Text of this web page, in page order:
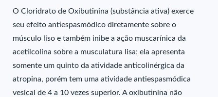
O Cloridrato de Oxibutinina (substância ativa) exerce
seu efeito antiespasmódico diretamente sobre o
músculo liso e também inibe a ação muscarínica da
acetilcolina sobre a musculatura lisa; ela apresenta
somente um quinto da atividade anticolinérgica da
atropina, porém tem uma atividade antiespasmódica
vesical de 4 a 10 vezes superior. A oxibutinina não